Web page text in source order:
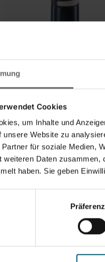
Cookies
um Inhalte und
unsere Website zu
für soziale Medien,
weiteren Daten
haben. Sie geben
Thermobecher Flip 350
(101)
22,99 €
ausklappbarer Henkel
In den Warenkorb